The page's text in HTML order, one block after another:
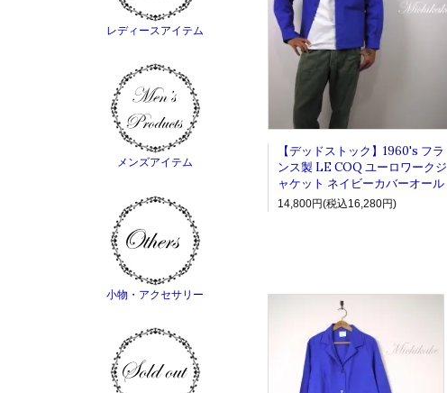
【デッドストック】1960's フラ
ンス製 LE COQ ユーロワークジ
ャケット ネイビーカバーオール
14,800円(税込16,280円)
レディースアイテム
メンズアイテム
小物・アクセサリー